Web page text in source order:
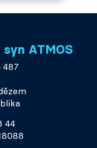
ATMOS
487
44